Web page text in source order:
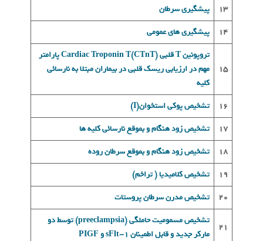
13
پیشگیری سرطان
14
پیشگیری های عمومی
15
تروپونين T قلبی Cardiac Troponin T(CTnT) پارامتر
مهم در ارزیابی ریسک قلبی در بیماران مبتلا به نارسائی
کلیه
16
تشخیص پوکی استخوان(I)
17
تشخیص زود هنگام و بموقع نارسائی کلیه ها
18
تشخيص زود هنگام و بموقع سرطان روده
19
تشخيص کلاميديا ( تراخم)
20
تشخيص مدرن سرطان پروستات
21
تشخیص مسموميت حاملگی (preeclampsia) توسط دو
مارکر جديد و قابل اطمينان sFlt-1 و PIGF